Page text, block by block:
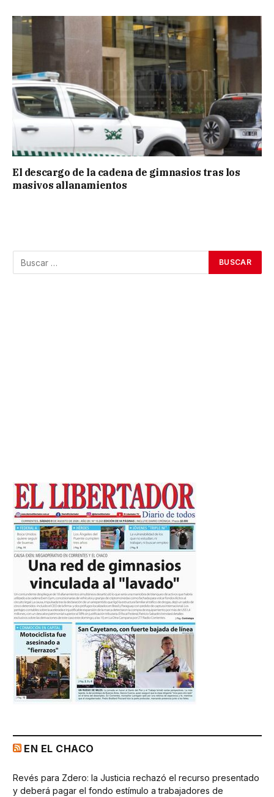
El descargo de la cadena de gimnasios tras los
masivos allanamientos
EN EL CHACO
Revés para Zdero: la Justicia rechazó el recurso presentado
y deberá pagar el fondo estímulo a trabajadores de